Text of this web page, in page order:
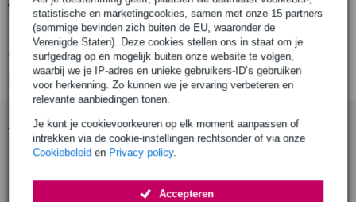
statistische en marketingcookies, samen met onze 15 partners
(sommige bevinden zich buiten de EU, waaronder de
Verenigde Staten). Deze cookies stellen ons in staat om je
surfgedrag op en mogelijk buiten onze website te volgen,
waarbij we je IP-adres en unieke gebruikers-ID’s gebruiken
voor herkenning. Zo kunnen we je ervaring verbeteren en
relevante aanbiedingen tonen.
Je kunt je cookievoorkeuren op elk moment aanpassen of
intrekken via de cookie-instellingen rechtsonder of via onze
Cookiebeleid en Privacy policy.
Accepteren
Gratis ophalen in de winkel
Productinformatie
Bekijk alle productspecificaties
Accessoires (5)